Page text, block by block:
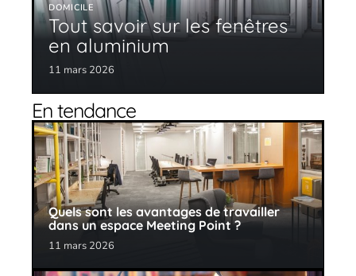
DOMICILE
Tout savoir sur les fenêtres
en aluminium
11 mars 2026
En tendance
Quels sont les avantages de travailler
dans un espace Meeting Point ?
11 mars 2026